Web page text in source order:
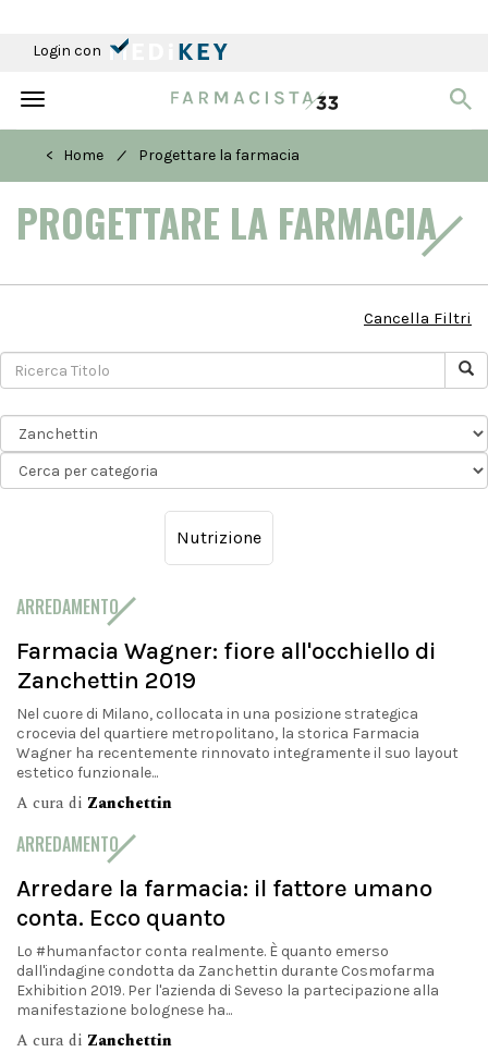
Login con
Toggle
< Home
/ Progettare la farmacia
PROGETTARE LA FARMACIA
Cancella Filtri
Nutrizione
ARREDAMENTO
Farmacia Wagner: fiore all'occhiello di
Zanchettin 2019
Nel cuore di Milano, collocata in una posizione strategica
crocevia del quartiere metropolitano, la storica Farmacia
Wagner ha recentemente rinnovato integramente il suo layout
estetico funzionale...
A cura di Zanchettin
ARREDAMENTO
Arredare la farmacia: il fattore umano
conta. Ecco quanto
Lo #humanfactor conta realmente. È quanto emerso
dall'indagine condotta da Zanchettin durante Cosmofarma
Exhibition 2019. Per l'azienda di Seveso la partecipazione alla
manifestazione bolognese ha...
A cura di Zanchettin